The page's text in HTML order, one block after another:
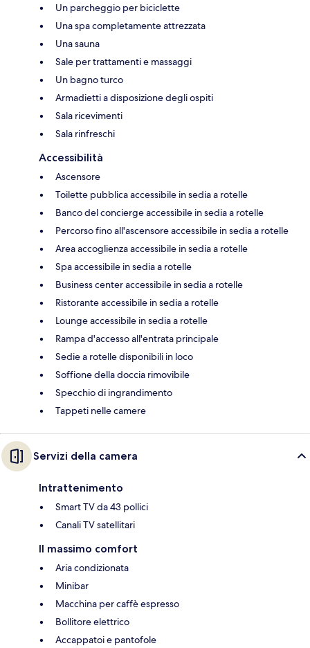
Un parcheggio per biciclette
Una spa completamente attrezzata
Una sauna
Sale per trattamenti e massaggi
Un bagno turco
Armadietti a disposizione degli ospiti
Sala ricevimenti
Sala rinfreschi
Accessibilità
Ascensore
Toilette pubblica accessibile in sedia a rotelle
Banco del concierge accessibile in sedia a rotelle
Percorso fino all'ascensore accessibile in sedia a rotelle
Area accoglienza accessibile in sedia a rotelle
Spa accessibile in sedia a rotelle
Business center accessibile in sedia a rotelle
Ristorante accessibile in sedia a rotelle
Lounge accessibile in sedia a rotelle
Rampa d'accesso all'entrata principale
Sedie a rotelle disponibili in loco
Soffione della doccia rimovibile
Specchio di ingrandimento
Tappeti nelle camere
Servizi della camera
Intrattenimento
Smart TV da 43 pollici
Canali TV satellitari
Il massimo comfort
Aria condizionata
Minibar
Macchina per caffè espresso
Bollitore elettrico
Accappatoi e pantofole